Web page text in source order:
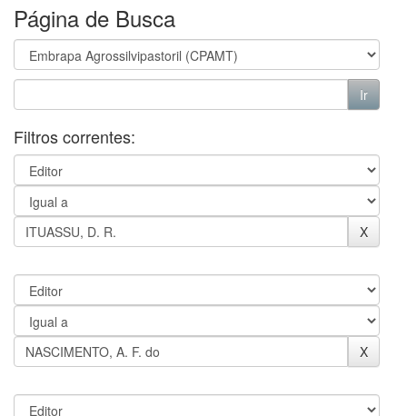
Página de Busca
Filtros correntes: